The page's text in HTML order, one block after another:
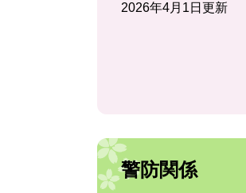
2026年4月1日更新
警防関係